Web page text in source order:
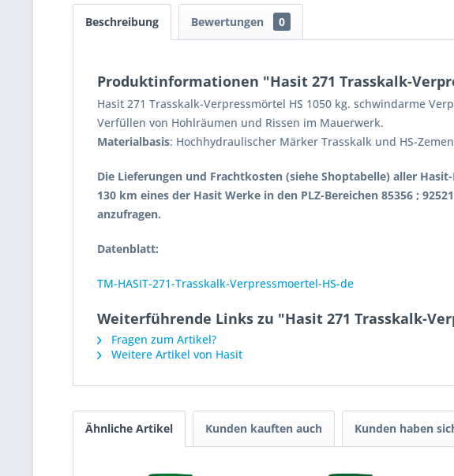
Beschreibung Bewertungen 0
Produktinformationen "Hasit 271 Trasskalk-
Hasit 271 Trasskalk-Verpressmörtel HS 1050 kg. schwindarme
Verfüllen von Hohlräumen und Rissen im Mauerwerk.
Materialbasis: Hochhydraulischer Märker Trasskalk und HS-
Die Lieferungen und Frachtkosten (siehe Shoptabelle) aller
130 km eines der Hasit Werke in den PLZ-Bereichen 85356 ;
anzufragen.
Datenblatt:
TM-HASIT-271-Trasskalk-Verpressmoertel-HS-de
Weiterführende Links zu "Hasit 271 Trasskalk-
Fragen zum Artikel?
Weitere Artikel von Hasit
Ähnliche Artikel Kunden kauften auch Kunden haben